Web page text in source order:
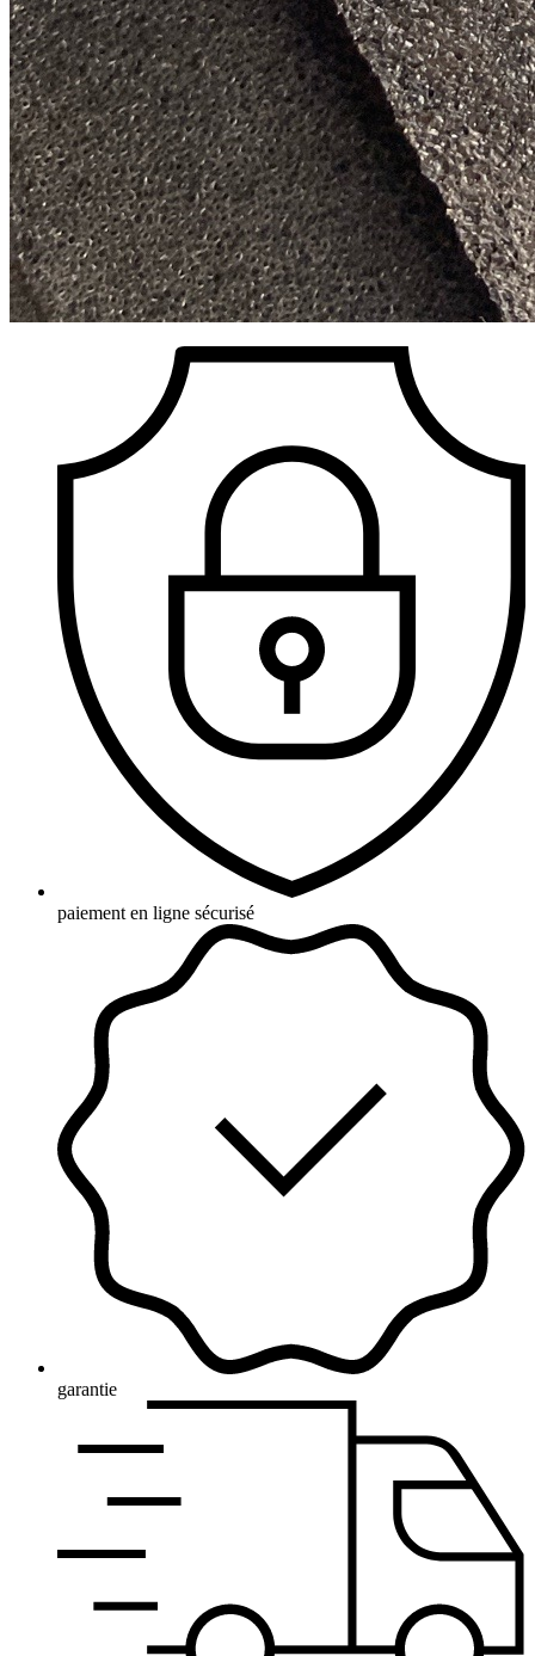
paiement en ligne sécurisé
garantie